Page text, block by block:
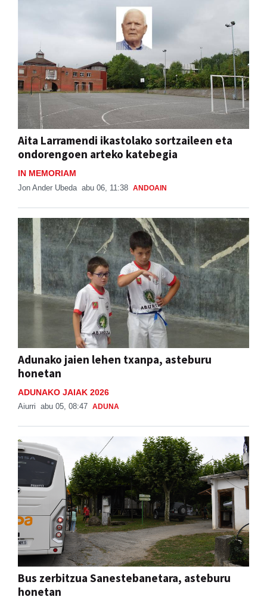
Aita Larramendi ikastolako sortzaileen eta
ondorengoen arteko katebegia
IN MEMORIAM
Jon Ander Ubeda abu 06, 11:38 ANDOAIN
Adunako jaien lehen txanpa, asteburu
honetan
ADUNAKO JAIAK 2026
Aiurri abu 05, 08:47 ADUNA
Bus zerbitzua Sanestebanetara, asteburu
honetan